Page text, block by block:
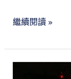
出
繼續閱讀 »